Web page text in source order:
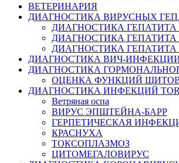
ВЕТЕРИНАРИЯ
ДИАГНОСТИКА ВИРУСНЫХ
ДИАГНОСТИКА ГЕПАТИТА
ДИАГНОСТИКА ГЕПАТИТА
ДИАГНОСТИКА ГЕПАТИТА
ДИАГНОСТИКА ВИЧ-
ДИАГНОСТИКА
ОЦЕНКА ФУНКЦИЙ
ДИАГНОСТИКА ИНФЕКЦИЙ
Ветряная оспа
ВИРУС ЭПШТЕЙНА-БАРР
ГЕРПЕТИЧЕСКАЯ
КРАСНУХА
ТОКСОПЛАЗМОЗ
ЦИТОМЕГАЛОВИРУС